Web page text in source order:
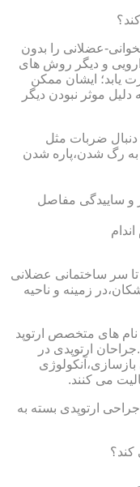
عضلانی را بدون
و دیگر روش های
یابد؛ ایشان ممکن
موثر نبودن دیگر
ضربات مثل
رگ شدن،پاره شدن
و ساییدگی مفاصل
سر ساختمانی عضلانی
زمینه و ناحیه
های متخصص ارتوپد
ارتوپدی در
می کنند.
ارتوپدی بسته به